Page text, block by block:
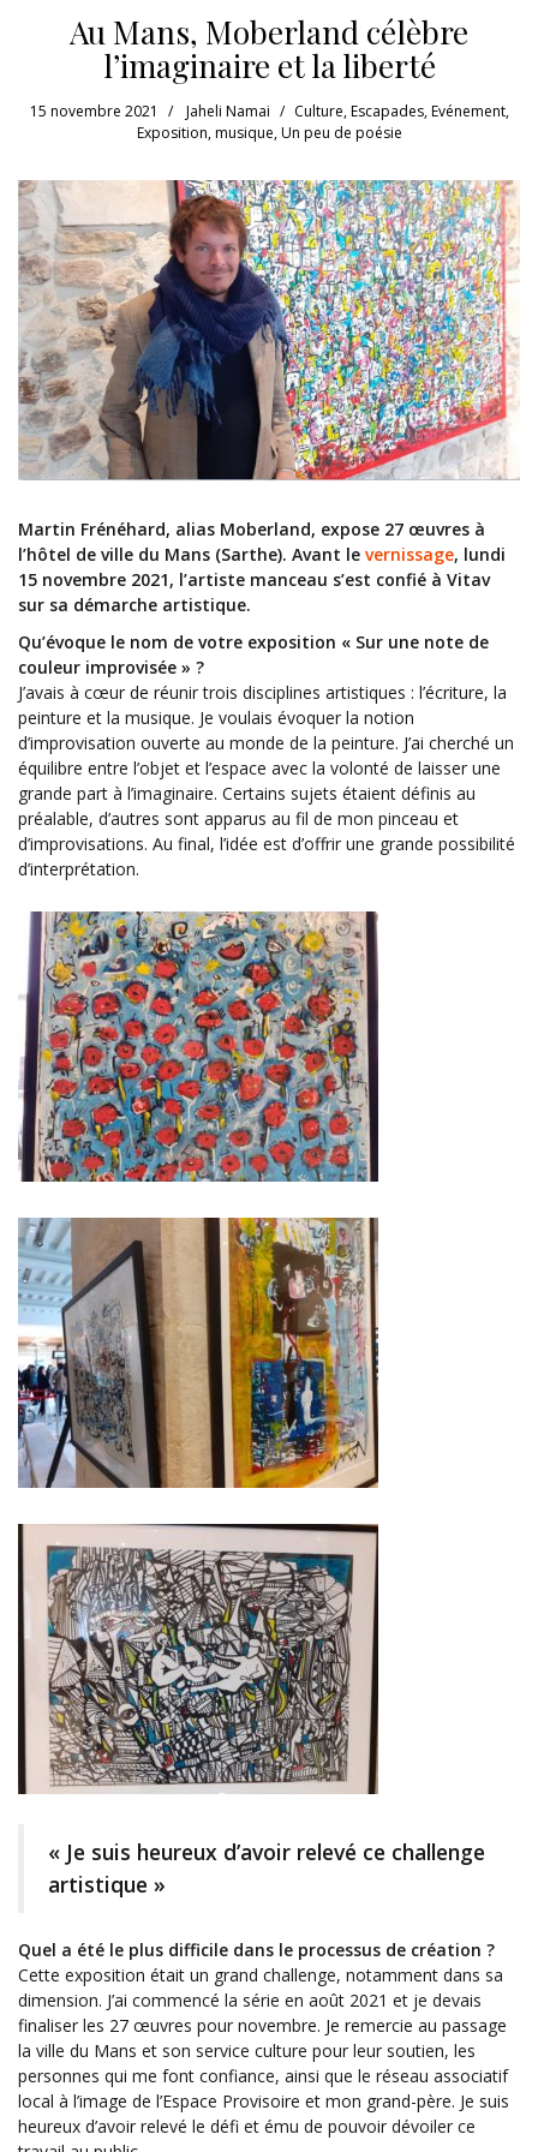
Au Mans, Moberland célèbre
l’imaginaire et la liberté
15 novembre 2021 Jaheli Namai Culture,Escapades,Evénement,
Exposition,musique,Un peu de poésie
Martin Frénéhard, alias Moberland, expose 27 œuvres à
l’hôtel de ville du Mans (Sarthe). Avant le vernissage, lundi
15 novembre 2021, l’artiste manceau s’est confié à Vitav
sur sa démarche artistique.
Qu’évoque le nom de votre exposition « Sur une note de
couleur improvisée » ?
J’avais à cœur de réunir trois disciplines artistiques : l’écriture, la
peinture et la musique. Je voulais évoquer la notion
d’improvisation ouverte au monde de la peinture. J’ai cherché un
équilibre entre l’objet et l’espace avec la volonté de laisser une
grande part à l’imaginaire. Certains sujets étaient définis au
préalable, d’autres sont apparus au fil de mon pinceau et
d’improvisations. Au final, l’idée est d’offrir une grande possibilité
d’interprétation.
« Je suis heureux d’avoir relevé ce challenge
artistique »
Quel a été le plus difficile dans le processus de création ?
Cette exposition était un grand challenge, notamment dans sa
dimension. J’ai commencé la série en août 2021 et je devais
finaliser les 27 œuvres pour novembre. Je remercie au passage
la ville du Mans et son service culture pour leur soutien, les
personnes qui me font confiance, ainsi que le réseau associatif
local à l’image de l’Espace Provisoire et mon grand-père. Je suis
heureux d’avoir relevé le défi et ému de pouvoir dévoiler ce